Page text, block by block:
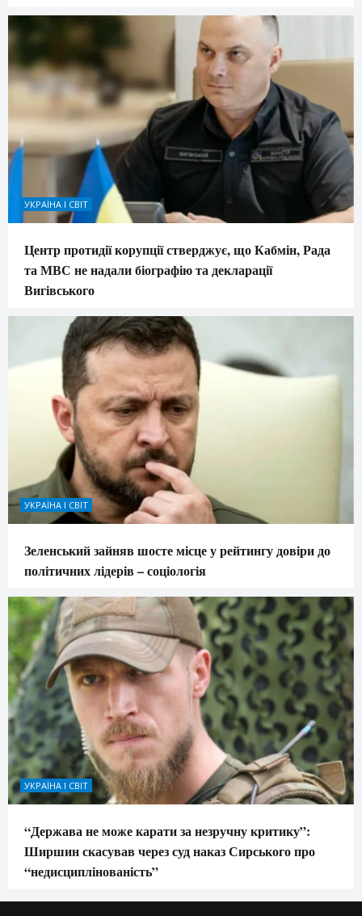
УКРАЇНА І СВІТ
Центр протидії корупції стверджує, що Кабмін, Рада
та МВС не надали біографію та декларації
Вигівського
УКРАЇНА І СВІТ
Зеленський зайняв шосте місце у рейтингу довіри до
політичних лідерів – соціологія
УКРАЇНА І СВІТ
“Держава не може карати за незручну критику”:
Ширшин скасував через суд наказ Сирського про
“недисциплінованість”